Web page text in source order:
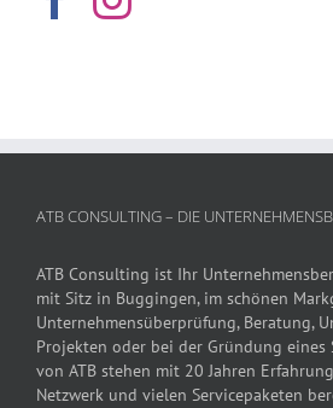
ATB CONSULTING – DIE
ATB Consulting ist Ihr
mit Sitz in Buggingen, im schönen
Unternehmensüberprüfung, Beratung,
Projekten oder bei der Gründung eines
von ATB stehen mit 20 Jahren
Netzwerk und vielen Servicepaketen